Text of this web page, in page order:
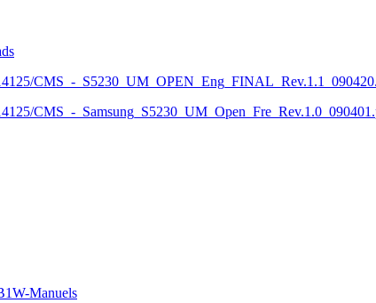
CMS_-
CMS_-
Manuels